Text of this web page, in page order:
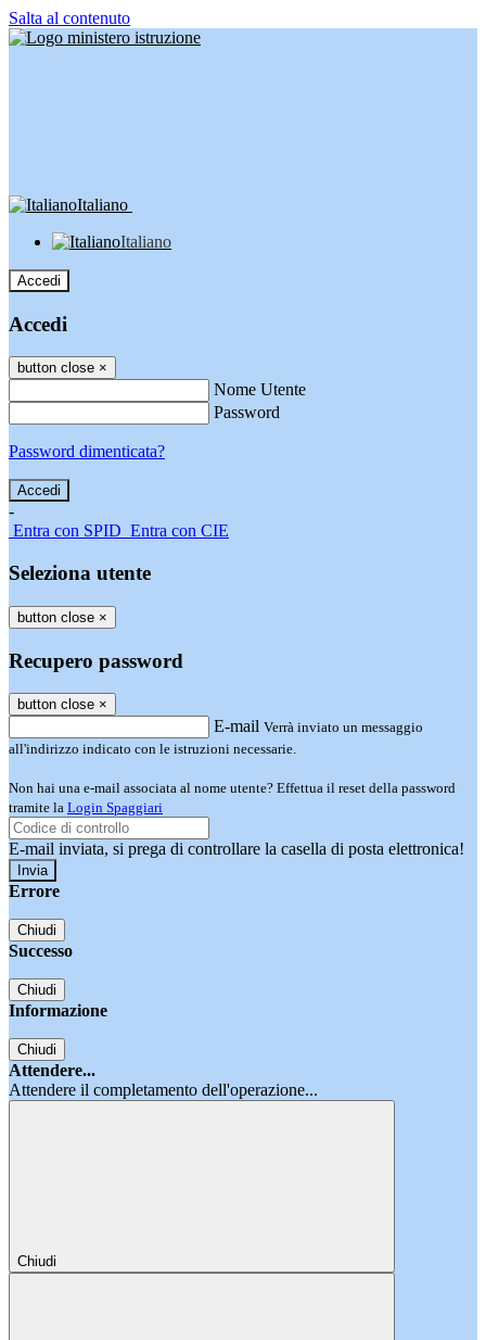
Salta al contenuto
Italiano
Italiano
Accedi
Accedi
button close ×
Nome Utente
Password
Password dimenticata?
-
Entra con SPID Entra con CIE
Seleziona utente
button close ×
Recupero password
button close ×
E-mail Verrà inviato un messaggio
all'indirizzo indicato con le istruzioni necessarie.
Non hai una e-mail associata al nome utente? Effettua il reset della password
tramite la Login Spaggiari
E-mail inviata, si prega di controllare la casella di posta elettronica!
Errore
Chiudi
Successo
Chiudi
Informazione
Chiudi
Attendere...
Attendere il completamento dell'operazione...
Chiudi